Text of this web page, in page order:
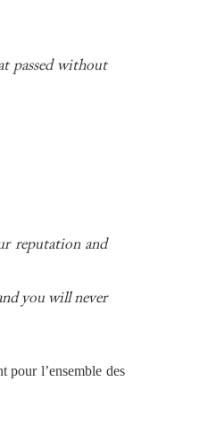
passed without
reputation and
you will never
pour l’ensemble des